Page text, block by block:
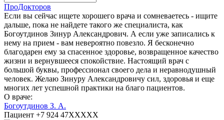
ПроДокторов
Если вы сейчас ищете хорошего врача и сомневаетесь - ищите
дальше, пока не найдете такого же специалиста, как
Богоутдинов Зинур Александрович. А если уже записались к
нему на прием - вам невероятно повезло. Я бесконечно
благодарен ему за спасенное здоровье, возвращенное качество
жизни и вернувшееся спокойствие. Настоящий врач с
большой буквы, профессионал своего дела и неравнодушный
человек. Желаю Зинуру Александровичу сил, здоровья и еще
многих лет успешной практики на благо пациентов.
О враче:
Богоутдинов З. А.
Пациент +7 924 47XXXXX